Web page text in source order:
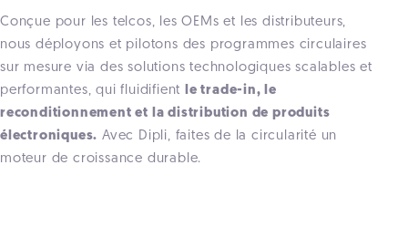
Conçue pour les telcos, les OEMs et les distributeurs,
nous déployons et pilotons des programmes circulaires
sur mesure via des solutions technologiques scalables et
performantes, qui fluidifient le trade-in, le
reconditionnement et la distribution de produits
électroniques. Avec Dipli, faites de la circularité un
moteur de croissance durable.